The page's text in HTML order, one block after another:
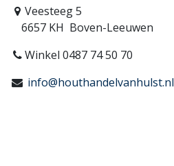
Veesteeg 5
6657 KH Boven-Leeuwen
Winkel 0487 74 50 70
info@houthandelvanhulst.nl